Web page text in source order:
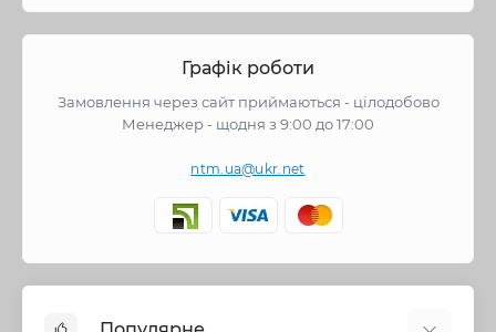
Графік роботи
Замовлення через сайт приймаються - цілодобово
Менеджер - щодня з 9:00 до 17:00
ntm.ua@ukr.net